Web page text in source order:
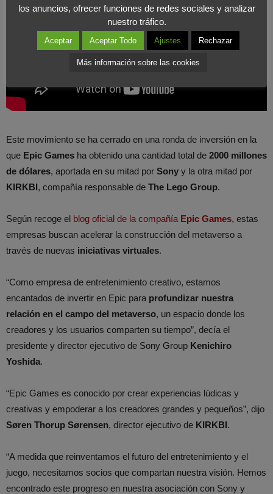
Este movimiento se ha cerrado en una ronda de inversión en la
que Epic Games ha obtenido una cantidad total de 2000 millones
de dólares, aportada en su mitad por Sony y la otra mitad por
KIRKBI, compañía responsable de The Lego Group.
Según recoge el blog oficial de la compañía Epic Games, estas
empresas buscan acelerar la construcción del metaverso a
través de nuevas iniciativas virtuales.
“Como empresa de entretenimiento creativo, estamos
encantados de invertir en Epic para profundizar nuestra
relación en el campo del metaverso, un espacio donde los
creadores y los usuarios comparten su tiempo”, decía el
presidente y director ejecutivo de Sony Group Kenichiro
Yoshida.
“Epic Games es conocido por crear experiencias lúdicas y
creativas y empoderar a los creadores grandes y pequeños”, dijo
Søren Thorup Sørensen, director ejecutivo de KIRKBI.
“A medida que reinventamos el futuro del entretenimiento y el
juego, necesitamos socios que compartan nuestra visión. Hemos
encontrado este progreso en nuestra asociación con Sony y
los anuncios, ofrecer funciones de redes sociales y analizar
nuestro tráfico.
Aceptar Aceptar Todo Ajustes Rechazar
Más información sobre las cookies